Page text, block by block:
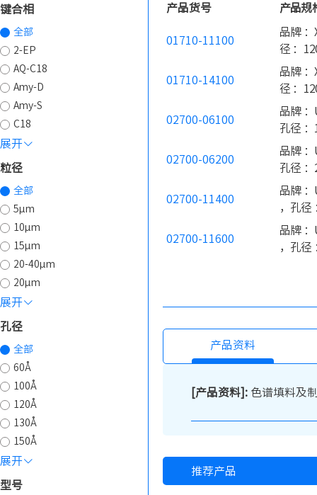
键合相
全部
2-EP
AQ-C18
Amy-D
Amy-S
C18
展开
粒径
全部
5µm
10µm
15µm
20-40µm
20µm
展开
孔径
全部
60Å
100Å
120Å
130Å
150Å
展开
型号
产品货号 产品规
01710-11100
品牌
径 ：
01710-14100
品牌
径 ：
02700-06100
品牌
孔径 ：
02700-06200
品牌
孔径 ：
02700-11400
品牌
，孔径
02700-11600
品牌
，孔径
产品资料
[产品资料]: 色谱填料及
推荐产品